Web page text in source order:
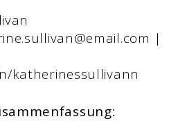
|
katherinessullivann